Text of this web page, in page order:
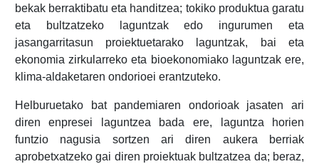
bekak berraktibatu eta handitzea; tokiko produktua garatu
eta bultzatzeko laguntzak edo ingurumen eta
jasangarritasun proiektuetarako laguntzak, bai eta
ekonomia zirkularreko eta bioekonomiako laguntzak ere,
klima-aldaketaren ondorioei erantzuteko.
Helburuetako bat pandemiaren ondorioak jasaten ari
diren enpresei laguntzea bada ere, laguntza horien
funtzio nagusia sortzen ari diren aukera berriak
aprobetxatzeko gai diren proiektuak bultzatzea da; beraz,